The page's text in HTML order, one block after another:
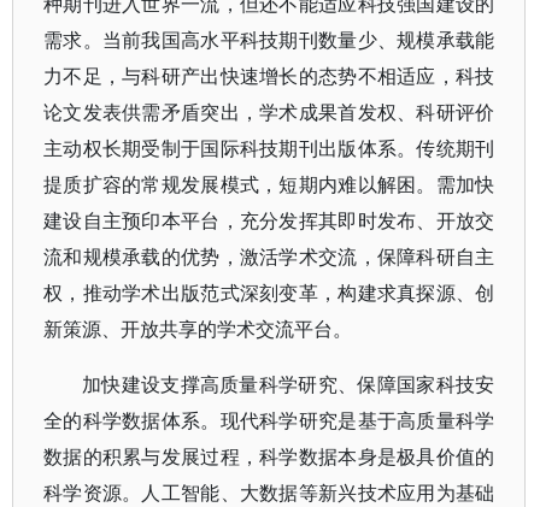
需求。当前我国高水平科技期刊数量少、规模承载能
力不足，与科研产出快速增长的态势不相适应，科技
论文发表供需矛盾突出，学术成果首发权、科研评价
主动权长期受制于国际科技期刊出版体系。传统期刊
提质扩容的常规发展模式，短期内难以解困。需加快
建设自主预印本平台，充分发挥其即时发布、开放交
流和规模承载的优势，激活学术交流，保障科研自主
权，推动学术出版范式深刻变革，构建求真探源、创
新策源、开放共享的学术交流平台。
加快建设支撑高质量科学研究、保障国家科技安
全的科学数据体系。现代科学研究是基于高质量科学
数据的积累与发展过程，科学数据本身是极具价值的
科学资源。人工智能、大数据等新兴技术应用为基础